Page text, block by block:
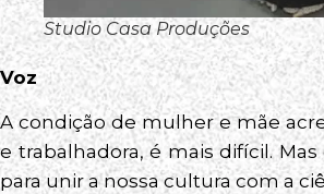
Studio Casa Produções
Voz
A condição de mulher e mãe
e trabalhadora, é mais difícil.
para unir a nossa cultura com a